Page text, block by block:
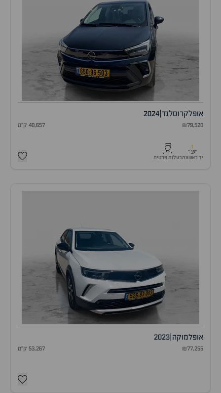
אופלקרוסלנד 2024
₪79,520 40,657 ק"מ
1
יד ראשונהבעלות פרטית
אופלמוקה 2023
₪77,255 53,267 ק"מ